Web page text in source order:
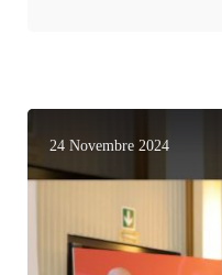
24 Novembre 2024